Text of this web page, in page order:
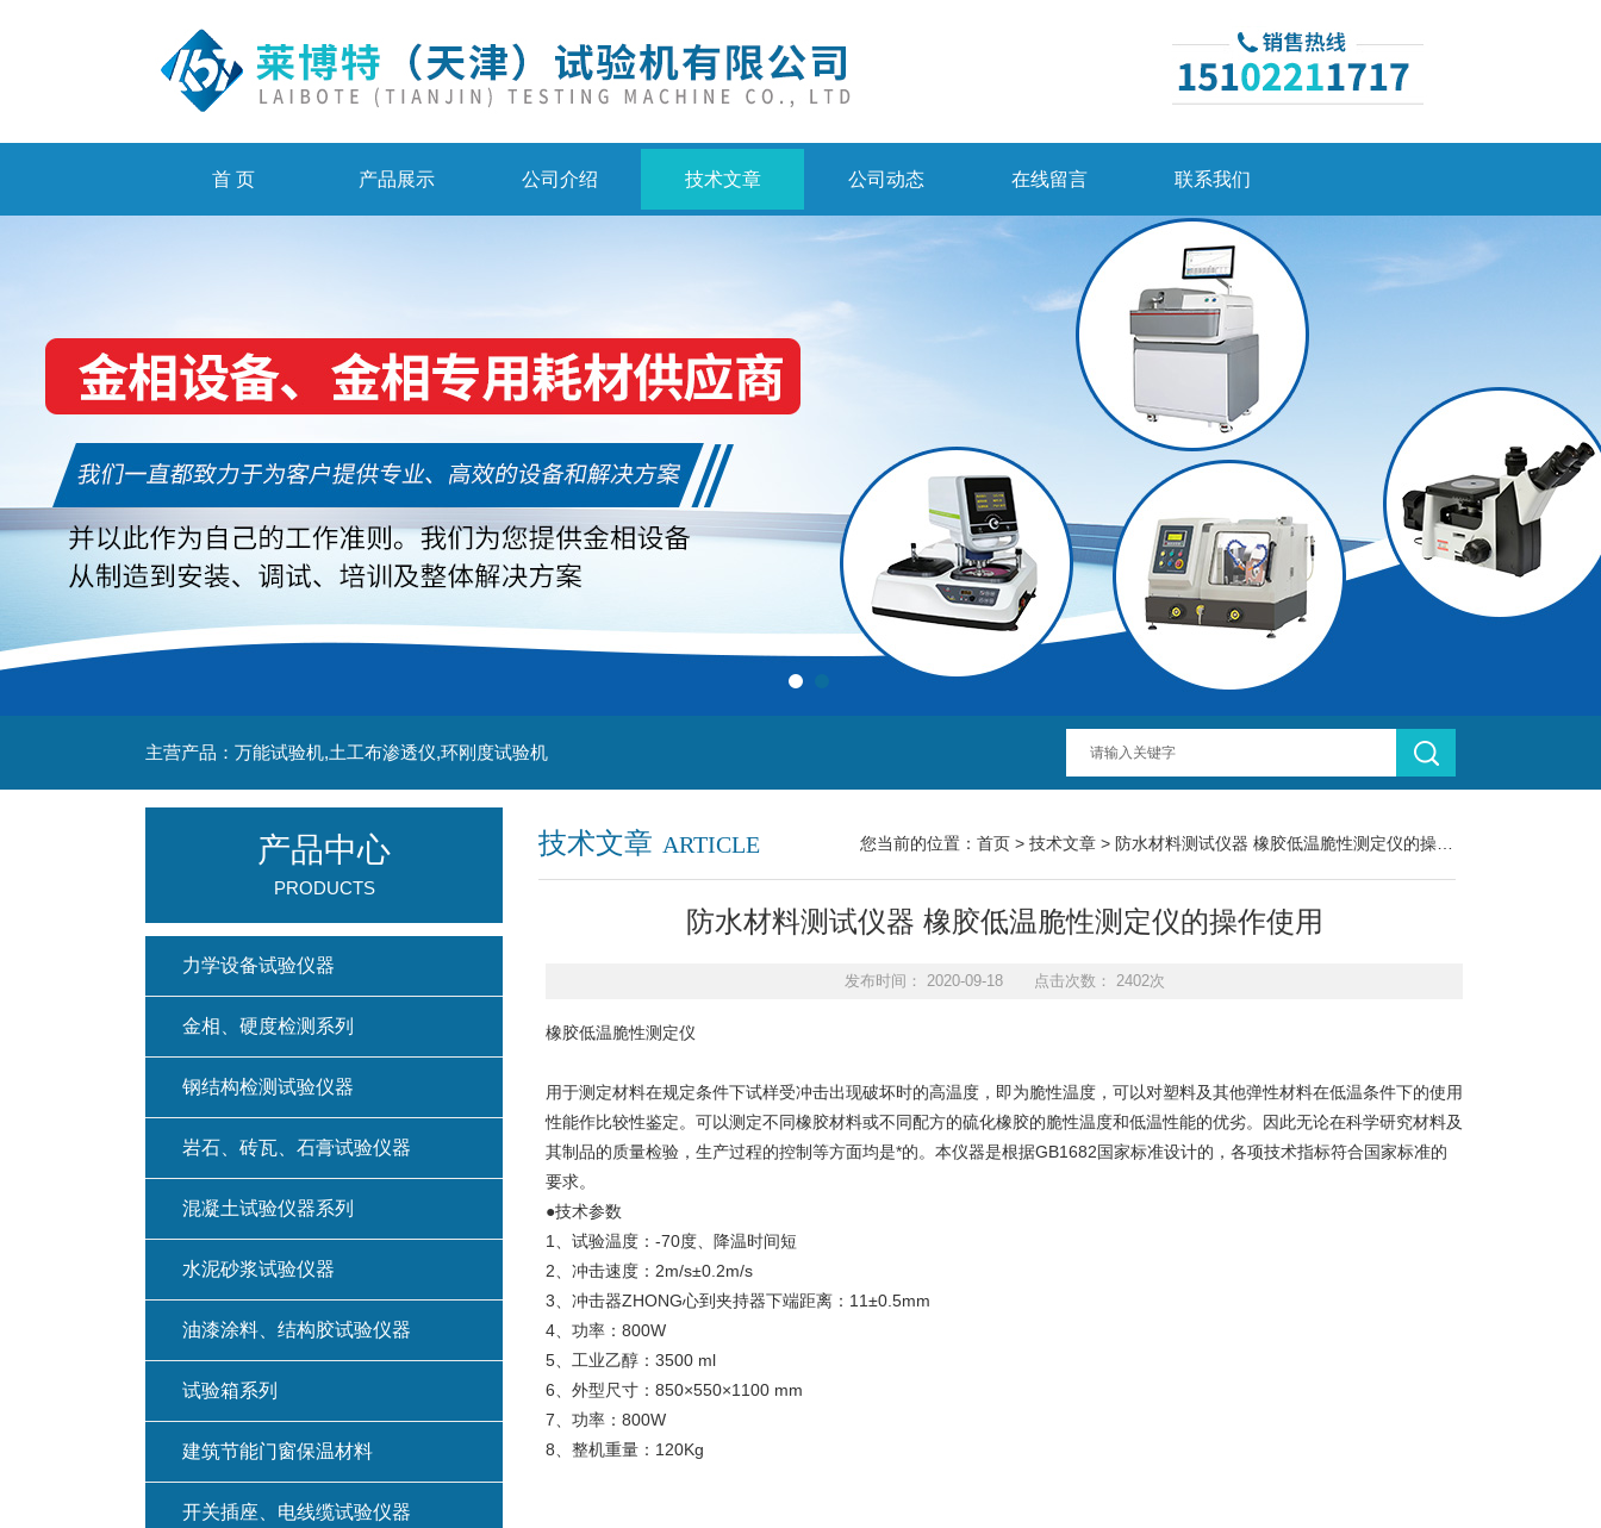
首 页 产品展示 公司介绍 技术文章 公司动态 在线留言 联系我们
主营产品：万能试验机,土工布渗透仪,环刚度试验机
技术文章 ARTICLE 您当前的位置： 首页 > 技术文章 > 防水材料测试仪器 橡胶低温脆性测定仪的操作使用
防水材料测试仪器 橡胶低温脆性测定仪的操作使用
发布时间： 2020-09-18 点击次数： 2402次
橡胶低温脆性测定仪
用于测定材料在规定条件下试样受冲击出现破坏时的高温度，即为脆性温度，可以对塑料及其他弹性材料在低温条件下的使用
性能作比较性鉴定。可以测定不同橡胶材料或不同配方的硫化橡胶的脆性温度和低温性能的优劣。因此无论在科学研究材料及
其制品的质量检验，生产过程的控制等方面均是*的。本仪器是根据GB1682国家标准设计的，各项技术指标符合国家标准的
要求。
●技术参数
1、试验温度：-70度、降温时间短
2、冲击速度：2m/s±0.2m/s
3、冲击器ZHONG心到夹持器下端距离：11±0.5mm
4、功率：800W
5、工业乙醇：3500 ml
6、外型尺寸：850×550×1100 mm
7、功率：800W
8、整机重量：120Kg
产品中心
PRODUCTS
力学设备试验仪器
金相、硬度检测系列
钢结构检测试验仪器
岩石、砖瓦、石膏试验仪器
混凝土试验仪器系列
水泥砂浆试验仪器
油漆涂料、结构胶试验仪器
试验箱系列
建筑节能门窗保温材料
开关插座、电线缆试验仪器